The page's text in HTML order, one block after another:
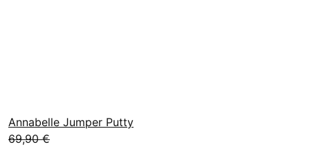
Annabelle Jumper Putty
69,90 €